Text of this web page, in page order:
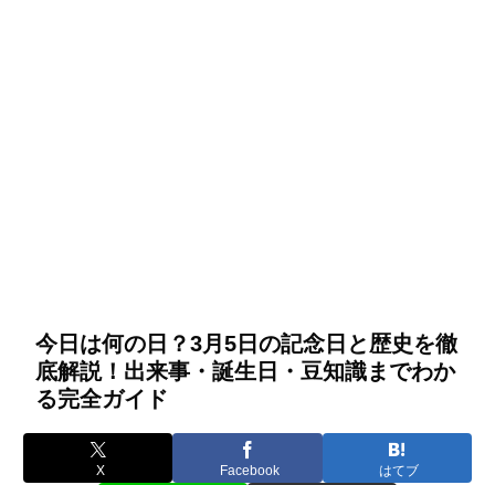
今日は何の日？3月5日の記念日と歴史を徹
底解説！出来事・誕生日・豆知識までわか
る完全ガイド
X Facebook はてブ